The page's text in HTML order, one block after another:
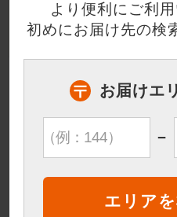
より便利にご利
初めにお届け先の検
お届けエ
−
キャンセルまたは
変更について
お届け開始日の前週水
はキャンセル・変更が
イページからキャンセ
いします。受付締切日
更はできません。詳し
スタッフ」または「ワ
ーへお問い合わせくだ